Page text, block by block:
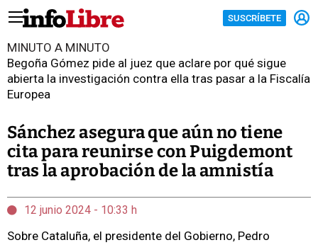
SUSCRÍBETE
MINUTO A MINUTO
Begoña Gómez pide al juez que aclare por qué sigue
abierta la investigación contra ella tras pasar a la Fiscalía
Europea
Sánchez asegura que aún no tiene
cita para reunirse con Puigdemont
tras la aprobación de la amnistía
12 junio 2024 - 10:33 h
Sobre Cataluña, el presidente del Gobierno, Pedro